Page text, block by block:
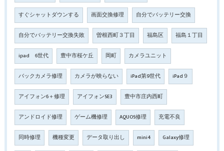
すぐシャットダウンする 画面交換修理 自分でバッテリー交換
自分でバッテリー交換失敗 曽根西町３丁目 福島区 福島１丁目
ipad 6世代 豊中市桜ケ丘 岡町 カメラユニット
バックカメラ修理 カメラが映らない iPad第9世代 iPad９
アイフォン6＋修理 アイフォンSE3 豊中市庄内西町
アンドロイド修理 ゲーム機修理 AQUOS修理 充電不良
同時修理 機種変更 データ取り出し mini4 Galaxy修理